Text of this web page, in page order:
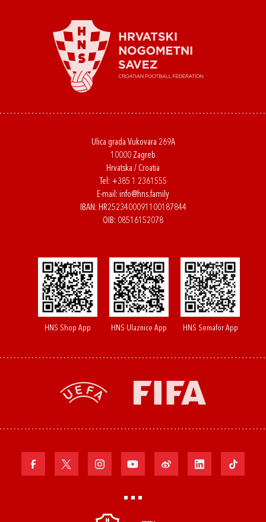
Ulica grada Vukovara 269A
10000 Zagreb
Hrvatska / Croatia
Tel: +385 1 2361555
E-mail: info@hns.family
IBAN: HR2523400091100187844
OIB: 08516152078
HNS Shop App HNS Ulaznice App HNS Semafor App